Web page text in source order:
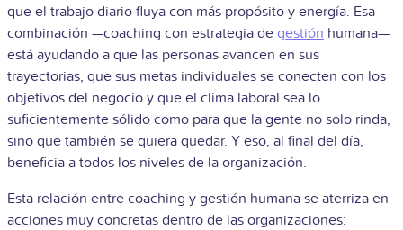
que el trabajo diario fluya con más propósito y energía. Esa
combinación —coaching con estrategia de gestión humana—
está ayudando a que las personas avancen en sus
trayectorias, que sus metas individuales se conecten con los
objetivos del negocio y que el clima laboral sea lo
suficientemente sólido como para que la gente no solo rinda,
sino que también se quiera quedar. Y eso, al final del día,
beneficia a todos los niveles de la organización.
Esta relación entre coaching y gestión humana se aterriza en
acciones muy concretas dentro de las organizaciones: